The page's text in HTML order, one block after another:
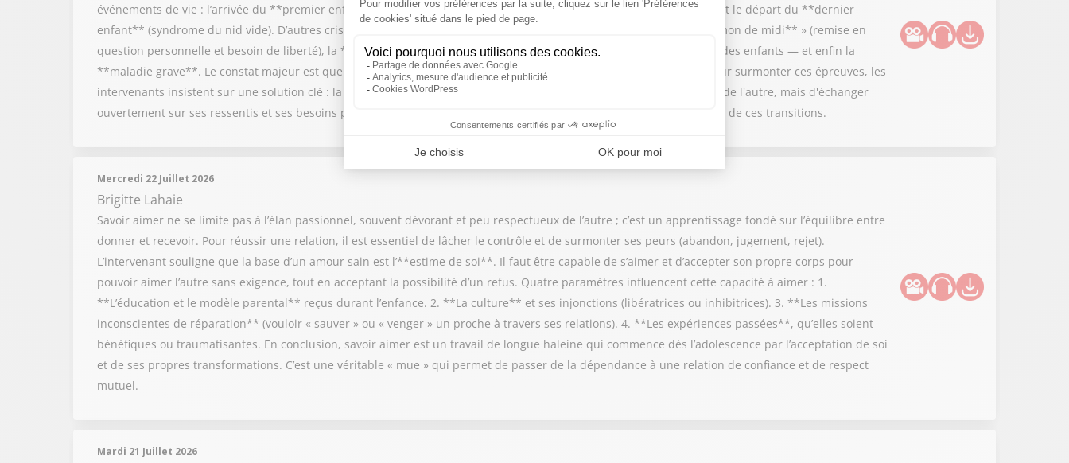
événements de vie : l’arrivée du **premier enfant**, les **changements majeurs** (deuil, déménagement, emploi) et le départ du **dernier
enfant** (syndrome du nid vide). D’autres crises touchent à l’intimité et à l’identité, comme l’**infidélité**, le « **démon de midi** » (remise en
question personnelle et besoin de liberté), la **retraite** — que l'invité Yves Pslati suggère de distinguer du départ des enfants — et enfin la
**maladie grave**. Le constat majeur est que toute crise individuelle impacte nécessairement l’équilibre du duo. Pour surmonter ces épreuves, les
intervenants insistent sur une solution clé : la **communication**. Il est essentiel de ne pas interpréter les pensées de l'autre, mais d'échanger
ouvertement sur ses ressentis et ses besoins pour adapter les projets de vie communs et ne pas ignorer l'importance de ces transitions.
Mercredi 22 Juillet 2026
Brigitte Lahaie
Savoir aimer ne se limite pas à l’élan passionnel, souvent dévorant et peu respectueux de l’autre ; c’est un apprentissage fondé sur l’équilibre entre
donner et recevoir. Pour réussir une relation, il est essentiel de lâcher le contrôle et de surmonter ses peurs (abandon, jugement, rejet).
L’intervenant souligne que la base d’un amour sain est l’**estime de soi**. Il faut être capable de s’aimer et d’accepter son propre corps pour
pouvoir aimer l’autre sans exigence, tout en acceptant la possibilité d’un refus. Quatre paramètres influencent cette capacité à aimer : 1.
**L’éducation et le modèle parental** reçus durant l’enfance. 2. **La culture** et ses injonctions (libératrices ou inhibitrices). 3. **Les missions
inconscientes de réparation** (vouloir « sauver » ou « venger » un proche à travers ses relations). 4. **Les expériences passées**, qu’elles soient
bénéfiques ou traumatisantes. En conclusion, savoir aimer est un travail de longue haleine qui commence dès l’adolescence par l’acceptation de soi
et de ses propres transformations. C’est une véritable « mue » qui permet de passer de la dépendance à une relation de confiance et de respect
mutuel.
Mardi 21 Juillet 2026